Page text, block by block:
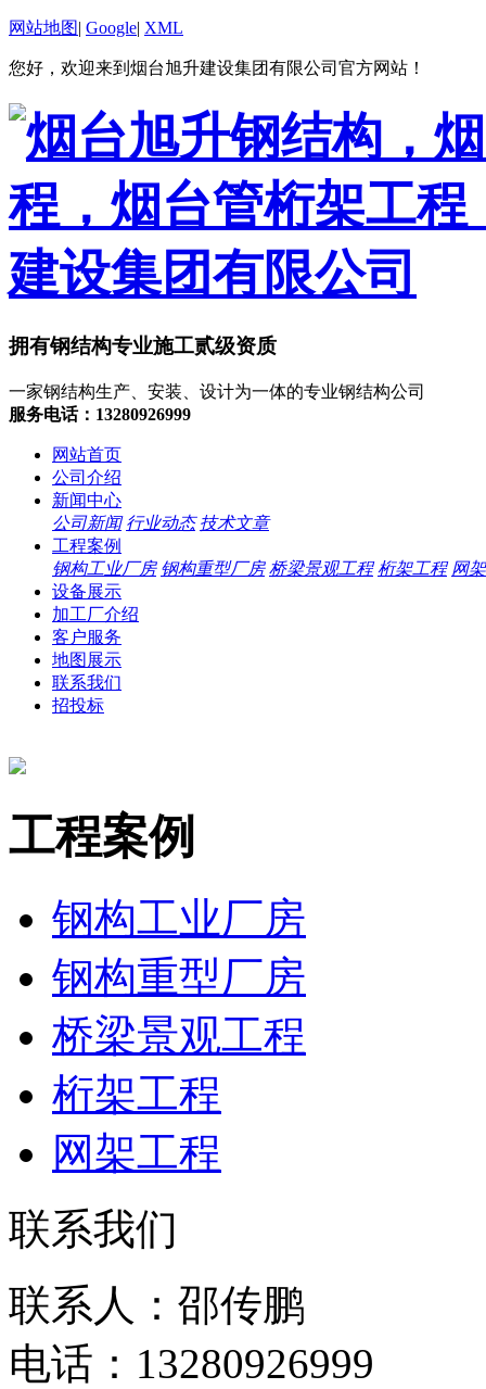
网站地图| Google| XML
您好，欢迎来到烟台旭升建设集团有限公司官方网站！
拥有钢结构专业施工贰级资质
一家钢结构生产、安装、设计为一体的专业钢结构公司
服务电话：13280926999
网站首页
公司介绍
新闻中心
公司新闻 行业动态 技术文章
工程案例
钢构工业厂房 钢构重型厂房 桥梁景观工程 桁架工程 网
设备展示
加工厂介绍
客户服务
地图展示
联系我们
招投标
工程案例
钢构工业厂房
钢构重型厂房
桥梁景观工程
桁架工程
网架工程
联系我们
联系人：邵传鹏
电话：13280926999